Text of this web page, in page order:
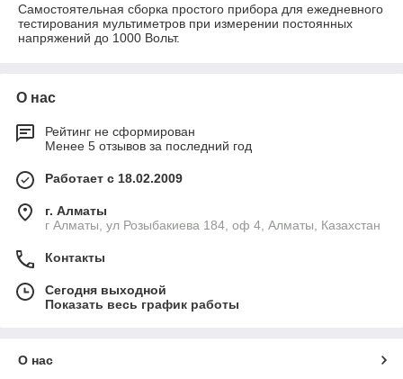
Самостоятельная сборка простого прибора для ежедневного
тестирования мультиметров при измерении постоянных
напряжений до 1000 Вольт.
О нас
Рейтинг не сформирован
Менее 5 отзывов за последний год
Работает с 18.02.2009
г. Алматы
г Алматы, ул Розыбакиева 184, оф 4, Алматы, Казахстан
Контакты
Сегодня выходной
Показать весь график работы
О нас